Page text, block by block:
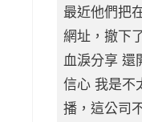
最近他們把
網址，撤下
血淚分享 還
信心 我是不
播，這公司